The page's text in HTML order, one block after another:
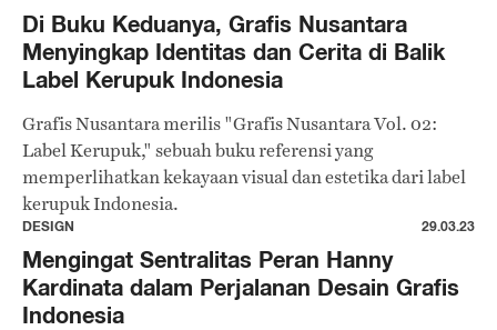
Di Buku Keduanya, Grafis Nusantara
Menyingkap Identitas dan Cerita di Balik
Label Kerupuk Indonesia
Grafis Nusantara merilis "Grafis Nusantara Vol. 02:
Label Kerupuk," sebuah buku referensi yang
memperlihatkan kekayaan visual dan estetika dari label
kerupuk Indonesia.
DESIGN 29.03.23
Mengingat Sentralitas Peran Hanny
Kardinata dalam Perjalanan Desain Grafis
Indonesia